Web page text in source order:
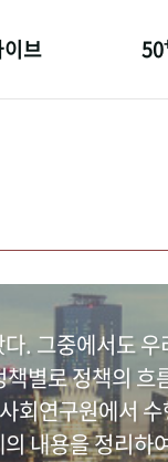
브 50
. 그중에서도
별로 정책의 흐
회연구원에서
내용을 정리하